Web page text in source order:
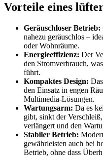
Vorteile eines
Geräuschloser Betrieb:
nahezu geräuschlos –
oder Wohnräume.
Energieeffizienz: Der
den Stromverbrauch,
führt.
Kompaktes Design:
den Einsatz in engen
Multimedia-Lösungen.
Wartungsarm: Da es
gibt, sinkt der
verlängert und den
Stabiler Betrieb:
gewährleisten auch bei
Betrieb, ohne dass